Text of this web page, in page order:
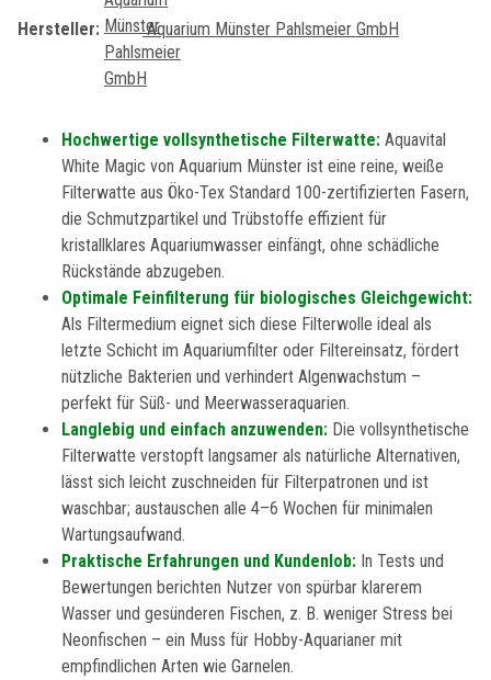
Hersteller: Aquarium Münster Pahlsmeier GmbH
Hochwertige vollsynthetische Filterwatte: Aquavital
White Magic von Aquarium Münster ist eine reine, weiße
Filterwatte aus Öko-Tex Standard 100-zertifizierten Fasern,
die Schmutzpartikel und Trübstoffe effizient für
kristallklares Aquariumwasser einfängt, ohne schädliche
Rückstände abzugeben.
Optimale Feinfilterung für biologisches Gleichgewicht:
Als Filtermedium eignet sich diese Filterwolle ideal als
letzte Schicht im Aquariumfilter oder Filtereinsatz, fördert
nützliche Bakterien und verhindert Algenwachstum –
perfekt für Süß- und Meerwasseraquarien.
Langlebig und einfach anzuwenden: Die vollsynthetische
Filterwatte verstopft langsamer als natürliche Alternativen,
lässt sich leicht zuschneiden für Filterpatronen und ist
waschbar; austauschen alle 4–6 Wochen für minimalen
Wartungsaufwand.
Praktische Erfahrungen und Kundenlob: In Tests und
Bewertungen berichten Nutzer von spürbar klarerem
Wasser und gesünderen Fischen, z. B. weniger Stress bei
Neonfischen – ein Muss für Hobby-Aquarianer mit
empfindlichen Arten wie Garnelen.